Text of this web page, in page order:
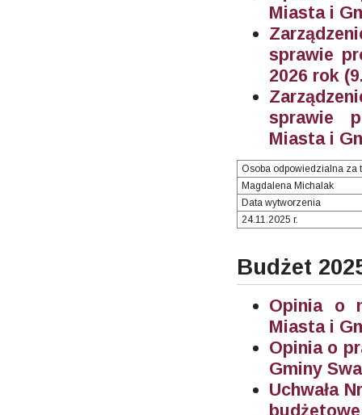
Miasta i
sprawie
2026 rok
sprawie
Miasta i
Osoba odpowiedzialna za
Magdalena Michalak
Data wytworzenia
24.11.2025 r.
Budżet
Opinia o
Miasta i
Opinia o
Gminy
Uchwała